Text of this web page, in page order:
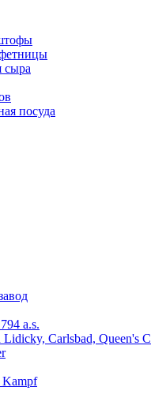
сыра
посуда
a.s.
Carlsbad, Queen's